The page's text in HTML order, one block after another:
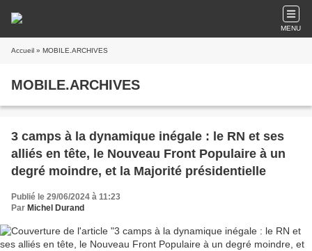
MENU
Accueil » MOBILE.ARCHIVES
MOBILE.ARCHIVES
3 camps à la dynamique inégale : le RN et ses
alliés en tête, le Nouveau Front Populaire à un
degré moindre, et la Majorité présidentielle
Publié le 29/06/2024 à 11:23
Par Michel Durand